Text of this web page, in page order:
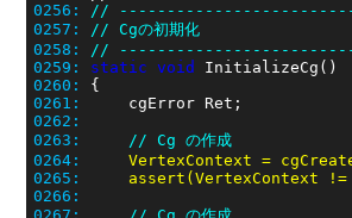
0256:
//
0257:
// Cgの初期化
0258:
//
0259:
static void
0260:
0261:
0262:
0263:
// Cg の作成
0264:
0265:
0266: